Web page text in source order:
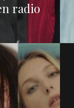
radio